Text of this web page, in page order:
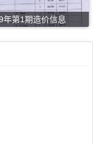
年第1期造价信息